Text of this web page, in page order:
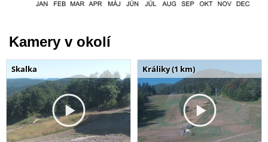
Kamery v okolí
Skalka Králiky (1 km)